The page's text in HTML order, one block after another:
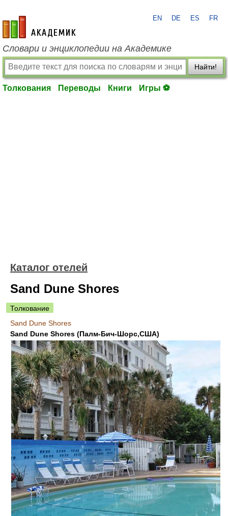
academic.ru
EN DE ES FR
Словари и энциклопедии на Академике
Найти!
Толкования Переводы Книги Игры ⚽
Каталог отелей
Sand Dune Shores
Толкование
Sand Dune Shores
Sand Dune Shores (Палм-Бич-Шорс,США)